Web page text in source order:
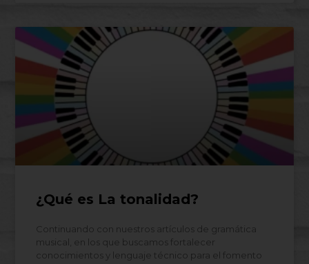
¿Qué es La tonalidad?
Continuando con nuestros artículos de gramática
musical, en los que buscamos fortalecer
conocimientos y lenguaje técnico para el fomento